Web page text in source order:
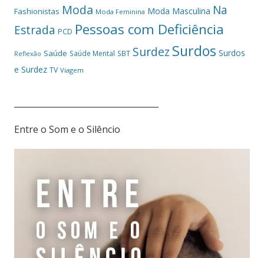
Fashionistas Moda Moda Feminina Moda Masculina Na
Estrada PCD Pessoas com Deficiência
Reflexão Saúde Saúde Mental SBT Surdez Surdos Surdos
e Surdez TV Viagem
Entre o Som e o Silêncio